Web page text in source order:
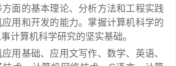
面的基本理论、分析方法和工程实践
用和开发的能力。掌握计算机科学的
计算机科学研究的坚实基础。
用基础、应用文写作、数学、英语、